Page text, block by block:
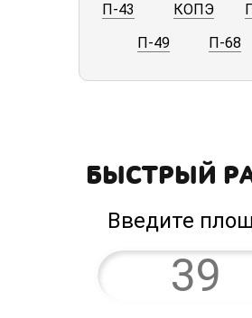
П-43
КОПЭ
П-49
П-68
БЫСТРЫЙ
Введите